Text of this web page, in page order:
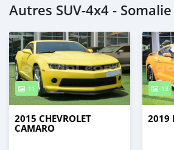
Autres SUV‒4x4 - Somalie
11
2015 CHEVROLET
CAMARO
13
2019